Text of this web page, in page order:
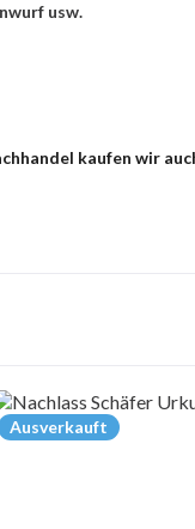
usw.
kaufen wir
Ausverkauft